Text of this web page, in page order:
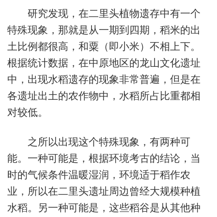
研究发现，在二里头植物遗存中有一个
特殊现象，那就是从一期到四期，稻米的出
土比例都很高，和粟（即小米）不相上下。
根据统计数据，在中原地区的龙山文化遗址
中，出现水稻遗存的现象非常普遍，但是在
各遗址出土的农作物中，水稻所占比重都相
对较低。
之所以出现这个特殊现象，有两种可
能。一种可能是，根据环境考古的结论，当
时的气候条件温暖湿润，环境适于稻作农
业，所以在二里头遗址周边曾经大规模种植
水稻。另一种可能是，这些稻谷是从其他种